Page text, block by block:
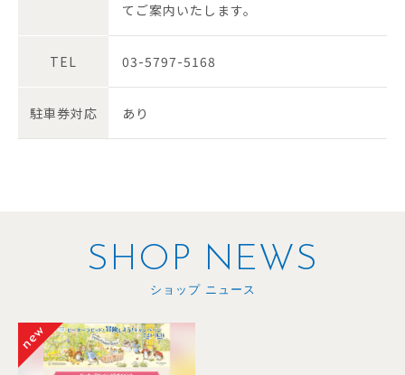
てご案内いたします。
TEL 03-5797-5168
駐車券対応 あり
SHOP NEWS
ショップ ニュース